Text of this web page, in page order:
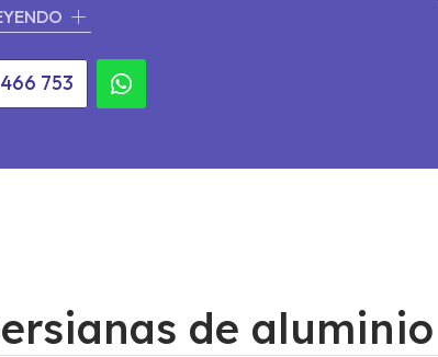
ofertas y
753
de